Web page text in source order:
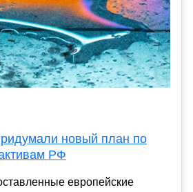
новый план по
РФ
европейские